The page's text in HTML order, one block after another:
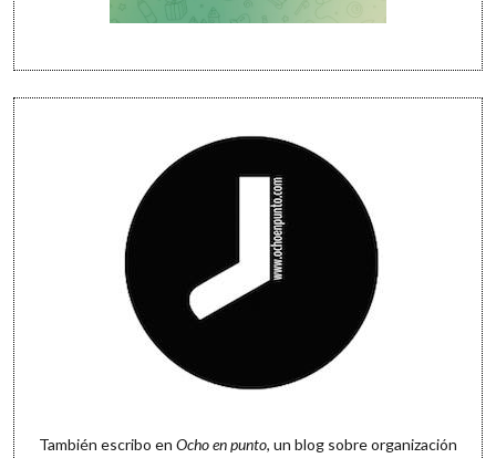
También escribo en Ocho en punto, un blog sobre organización